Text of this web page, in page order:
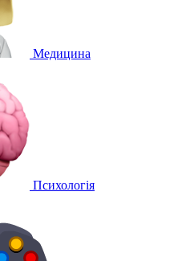
Медицина
Психологія